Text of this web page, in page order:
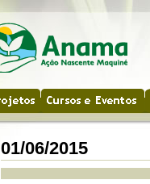
01/06/2015